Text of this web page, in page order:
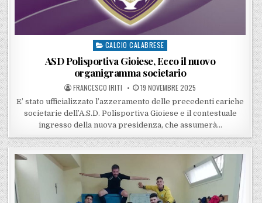
Posted in
CALCIO CALABRESE
ASD Polisportiva Gioiese, Ecco il nuovo
organigramma societario
POSTED BY
FRANCESCO IRITI POSTED ON
19 NOVEMBRE 2025
E’ stato ufficializzato l’azzeramento delle precedenti cariche
societarie dell’A.S.D. Polisportiva Gioiese e il contestuale
ingresso della nuova presidenza, che assumerà…